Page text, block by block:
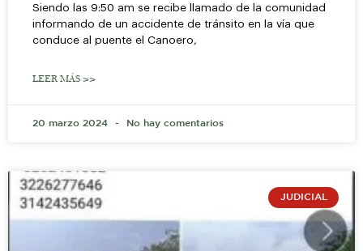
Siendo las 9:50 am se recibe llamado de la comunidad
informando de un accidente de tránsito en la vía que
conduce al puente el Canoero,
LEER MÁS >>
20 marzo 2024 No hay comentarios
JUDICIAL